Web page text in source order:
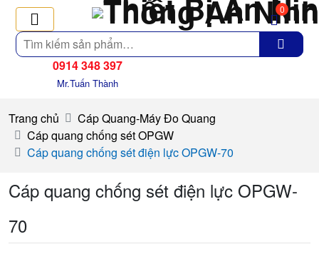
Tìm
kiếm
0
0914 348 397
Mr.Tuấn Thành
Trang chủ
Cáp Quang-Máy Đo Quang
Cáp quang chống sét OPGW
Cáp quang chống sét điện lực OPGW-70
Cáp quang chống sét điện lực OPGW-
70